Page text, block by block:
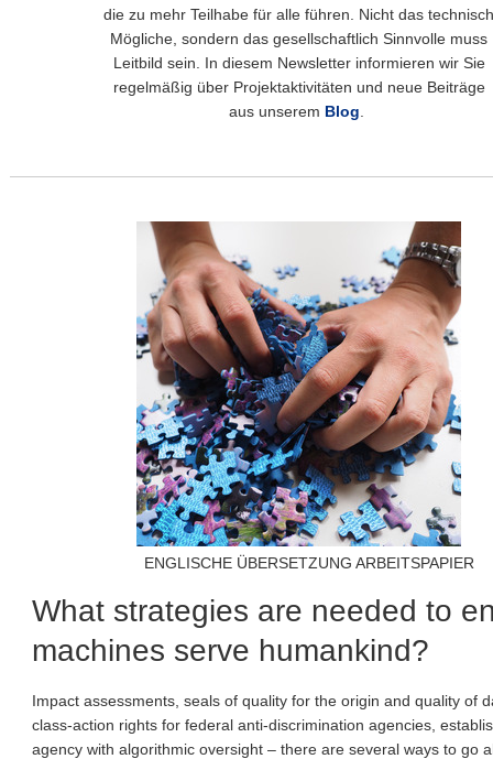
die zu mehr Teilhabe für alle führen. Nicht das technisch
Mögliche, sondern das gesellschaftlich Sinnvolle muss
Leitbild sein. In diesem Newsletter informieren wir Sie
regelmäßig über Projektaktivitäten und neue Beiträge
aus unserem Blog
ENGLISCHE ÜBERSETZUNG ARBEITSPAPIER
What strategies are needed to
machines serve humankind?
Impact assessments, seals of quality for the origin and quality of
class-action rights for federal anti-discrimination agencies,
agency with algorithmic oversight – there are several ways to go